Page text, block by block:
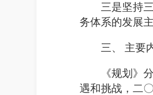
三是坚持
务体系的发展主
三、 主要
《规划》
遇和挑战，二〇